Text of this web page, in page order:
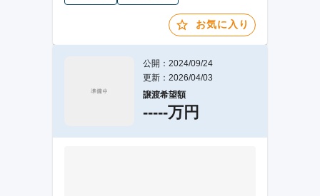
お気に入り
公開：2024/09/24
更新：2026/04/03
譲渡希望額
-----万円